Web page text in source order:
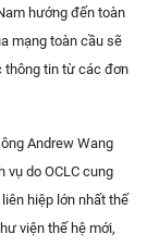
hướng đến toàn
mạng toàn cầu sẽ
thông tin từ các đơn
Andrew Wang
vụ do OCLC cung
hiệp lớn nhất thế
viện thế hệ mới,